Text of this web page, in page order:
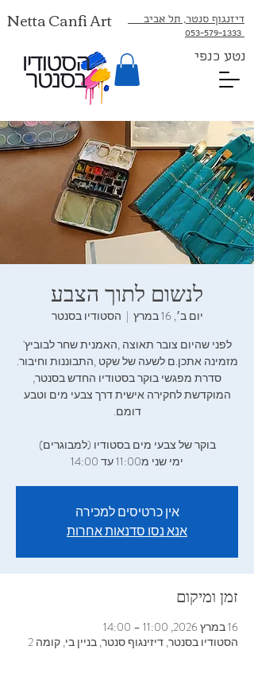
דיזנגוף סנטר, תל אביב
053-579-1333⁩
Netta Canfi Art
נטע כנפי
לנשום‭ ‬לתוך‭ ‬הצבע
יום ב׳, 16 במרץ
  |
הסטודיו בסנטר
לפני‭ ‬שהיום‭ ‬צובר‭ ‬תאוצה‭, ‬האמנית‭ ‬שחר‭ ‬לבוביץ‮'‬‭
‬מזמינה‭ ‬אתכן‭.‬ם‭ ‬לשעה‭ ‬של‭ ‬שקט‭, ‬התבוננות‭ ‬וחיבור‭.
‬סדרת‭ ‬מפגשי‭ ‬בוקר‭ ‬בסטודיו‭ ‬החדש‭ ‬בסנטר‭,
ימי‭ ‬שני‭ ‬מ11:00 עד 14:00
אין כרטיסים למכירה
אנא נסו סדנאות אחרות
זמן ומיקום
16 במרץ 2026, 11:00 – 14:00
הסטודיו בסנטר, דיזינגוף סנטר, בניין בי, קומה 2